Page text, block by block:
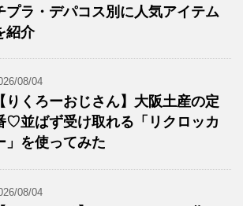
プラ・デパコス別に人気アイテム
紹介
08/04
【りくろーおじさん】大阪土産の定
♡並ばず受け取れる「リクロッカ
」を使ってみた
08/04